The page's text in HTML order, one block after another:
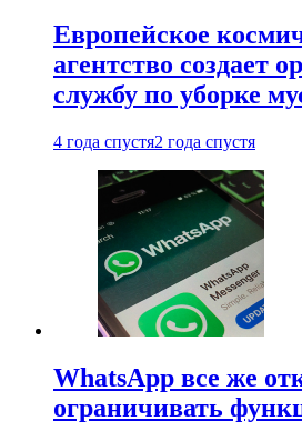
Европейское
агентство создает
службу по уборке
4 года спустя2 года спустя
WhatsApp все же
ограничивать